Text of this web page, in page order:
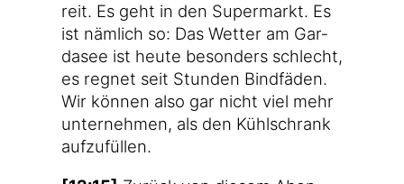
reit. Es geht in den Super­markt. Es
ist näm­lich so: Das Wet­ter am Gar­
da­see ist heu­te beson­ders schlecht,
es reg­net seit Stun­den Bind­fä­den.
Wir kön­nen also gar nicht viel mehr
unter­neh­men, als den Kühl­schrank
aufzufüllen.